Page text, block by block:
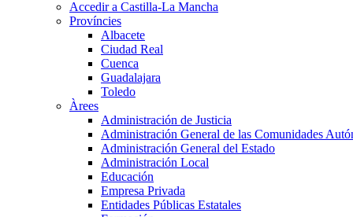
Accedir a Castilla-La Mancha
Províncies
Albacete
Ciudad Real
Cuenca
Guadalajara
Toledo
Àrees
Administración de Justicia
Administración General de las Comunidades
Administración General del Estado
Administración Local
Educación
Empresa Privada
Entidades Públicas Estatales